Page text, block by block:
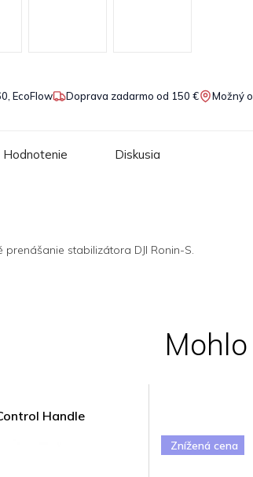
EcoFlow Doprava zadarmo od 150 € Možný
Hodnotenie Diskusia
stabilizátora DJI Ronin-S.
Handle
Znížená cena